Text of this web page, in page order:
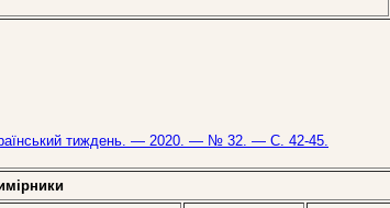
тиждень. — 2020. — № 32. — С. 42-45.